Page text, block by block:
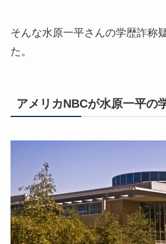
そんな水原一平さんの学歴詐称
た。
アメリカNBCが水原一平の